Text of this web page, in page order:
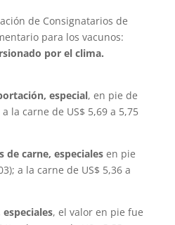
de Consignatarios de
para los vacunos:
por el clima.
especial, en pie de
a la carne de US$ 5,69 a 5,75
de carne, especialesen pie
a la carne de US$ 5,36 a
, el valor en pie fue